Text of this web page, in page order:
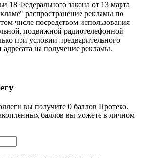
18 Федерального закона от 13 марта
распространение рекламы по
числе посредством использования
подвижной радиотелефонной
при условии предварительного
адресата на получение рекламы.
вы получите 0 баллов Протеко.
баллов вы можете в личном